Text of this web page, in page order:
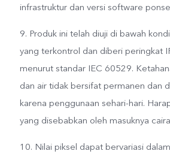
infrastruktur dan versi software
9. Produk ini telah diuji di bawah
yang terkontrol dan diberi peringkat
menurut standar IEC 60529.
dan air tidak bersifat permanen dan
karena penggunaan sehari-hari.
yang disebabkan oleh masuknya
10. Nilai piksel dapat bervariasi